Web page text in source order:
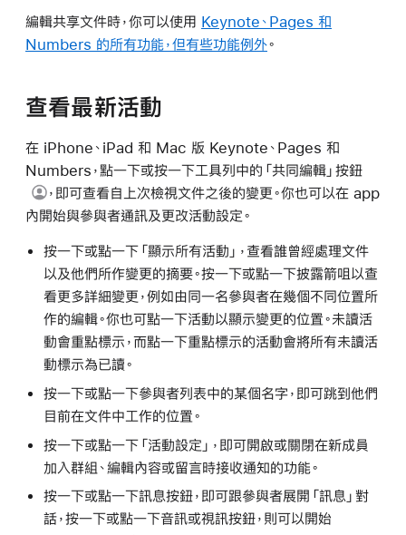
編輯共享文件時，你可以使用 Keynote、Pages 和
Numbers 的所有功能，但有些功能例外。
查看最新活動
在 iPhone、iPad 和 Mac 版 Keynote、Pages 和
Numbers，點一下或按一下工具列中的 「共同編輯」按鈕
，即可查看自上次檢視文件之後的變更。你也可以在 app
內開始與參與者通訊及更改活動設定。
按一下或點一下「顯示所有活動」，查看誰曾經處理文件
以及他們所作變更的摘要。按一下或點一下披露箭咀以查
看更多詳細變更，例如由同一名參與者在幾個不同位置所
作的編輯。你也可點一下活動以顯示變更的位置。未讀活
動會重點標示，而點一下重點標示的活動會將所有未讀活
動標示為已讀。
按一下或點一下參與者列表中的某個名字，即可跳到他們
目前在文件中工作的位置。
按一下或點一下「活動設定」，即可開啟或關閉在新成員
加入群組、編輯內容或留言時接收通知的功能。
按一下或點一下訊息按鈕，即可跟參與者展開「訊息」對
話，按一下或點一下音訊或視訊按鈕，則可以開始